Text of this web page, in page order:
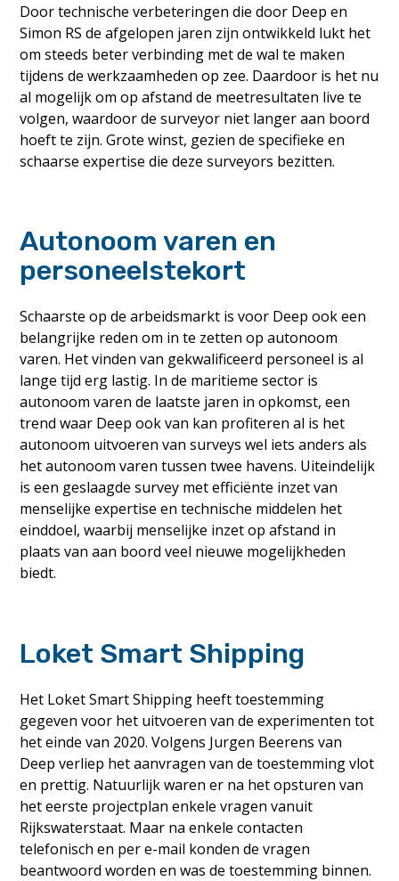
Door technische verbeteringen die door Deep en
Simon RS de afgelopen jaren zijn ontwikkeld lukt het
om steeds beter verbinding met de wal te maken
tijdens de werkzaamheden op zee. Daardoor is het nu
al mogelijk om op afstand de meetresultaten live te
volgen, waardoor de surveyor niet langer aan boord
hoeft te zijn. Grote winst, gezien de specifieke en
schaarse expertise die deze surveyors bezitten.
Autonoom varen en
personeelstekort
Schaarste op de arbeidsmarkt is voor Deep ook een
belangrijke reden om in te zetten op autonoom
varen. Het vinden van gekwalificeerd personeel is al
lange tijd erg lastig. In de maritieme sector is
autonoom varen de laatste jaren in opkomst, een
trend waar Deep ook van kan profiteren al is het
autonoom uitvoeren van surveys wel iets anders als
het autonoom varen tussen twee havens. Uiteindelijk
is een geslaagde survey met efficiënte inzet van
menselijke expertise en technische middelen het
einddoel, waarbij menselijke inzet op afstand in
plaats van aan boord veel nieuwe mogelijkheden
biedt.
Loket Smart Shipping
Het Loket Smart Shipping heeft toestemming
gegeven voor het uitvoeren van de experimenten tot
het einde van 2020. Volgens Jurgen Beerens van
Deep verliep het aanvragen van de toestemming vlot
en prettig. Natuurlijk waren er na het opsturen van
het eerste projectplan enkele vragen vanuit
Rijkswaterstaat. Maar na enkele contacten
telefonisch en per e-mail konden de vragen
beantwoord worden en was de toestemming binnen.